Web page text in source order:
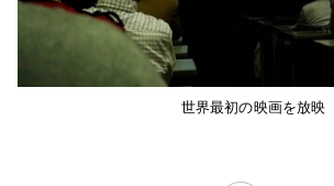
世界最初の映画を放映